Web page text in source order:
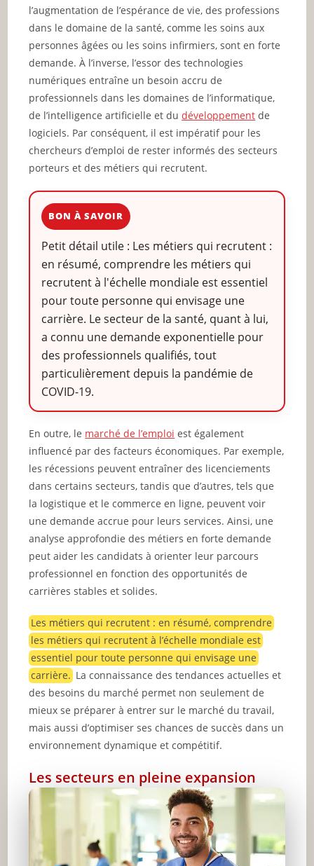
l’augmentation de l’espérance de vie, des professions
dans le domaine de la santé, comme les soins aux
personnes âgées ou les soins infirmiers, sont en forte
demande. À l’inverse, l’essor des technologies
numériques entraîne un besoin accru de
professionnels dans les domaines de l’informatique,
de l’intelligence artificielle et dudéveloppement de
logiciels. Par conséquent, il est impératif pour les
chercheurs d’emploi de rester informés des secteurs
porteurs et des métiers qui recrutent.
BON À SAVOIR
Petit détail utile : Les métiers qui recrutent :
en résumé, comprendre les métiers qui
recrutent à l'échelle mondiale est essentiel
pour toute personne qui envisage une
carrière. Le secteur de la santé, quant à lui,
a connu une demande exponentielle pour
des professionnels qualifiés, tout
particulièrement depuis la pandémie de
COVID-19.
En outre, le marché de l’emploi est également
influencé par des facteurs économiques. Par exemple,
les récessions peuvent entraîner des licenciements
dans certains secteurs, tandis que d’autres, tels que
la logistique et le commerce en ligne, peuvent voir
une demande accrue pour leurs services. Ainsi, une
analyse approfondie des métiers en forte demande
peut aider les candidats à orienter leur parcours
professionnel en fonction des opportunités de
carrières stables et solides.
Les métiers qui recrutent : en résumé, comprendre
les métiers qui recrutent à l’échelle mondiale est
essentiel pour toute personne qui envisage une
carrière. La connaissance des tendances actuelles et
des besoins du marché permet non seulement de
mieux se préparer à entrer sur le marché du travail,
mais aussi d’optimiser ses chances de succès dans un
environnement dynamique et compétitif.
Les secteurs en pleine expansion